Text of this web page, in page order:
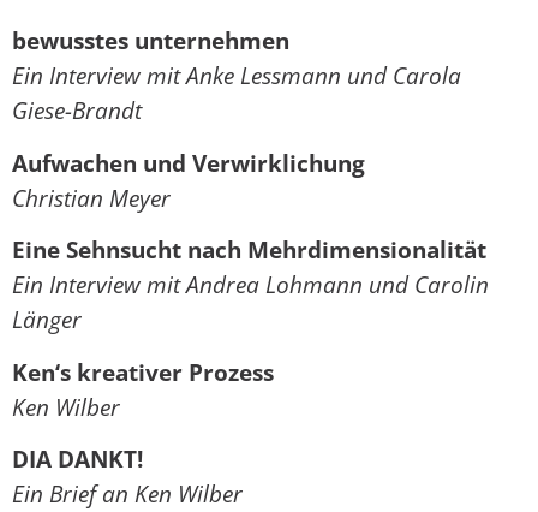
bewusstes unternehmen
Ein Interview mit Anke Lessmann und Carola
Giese-Brandt
Aufwachen und Verwirklichung
Christian Meyer
Eine Sehnsucht nach Mehrdimensionalität
Ein Interview mit Andrea Lohmann und Carolin
Länger
Ken‘s kreativer Prozess
Ken Wilber
DIA DANKT!
Ein Brief an Ken Wilber